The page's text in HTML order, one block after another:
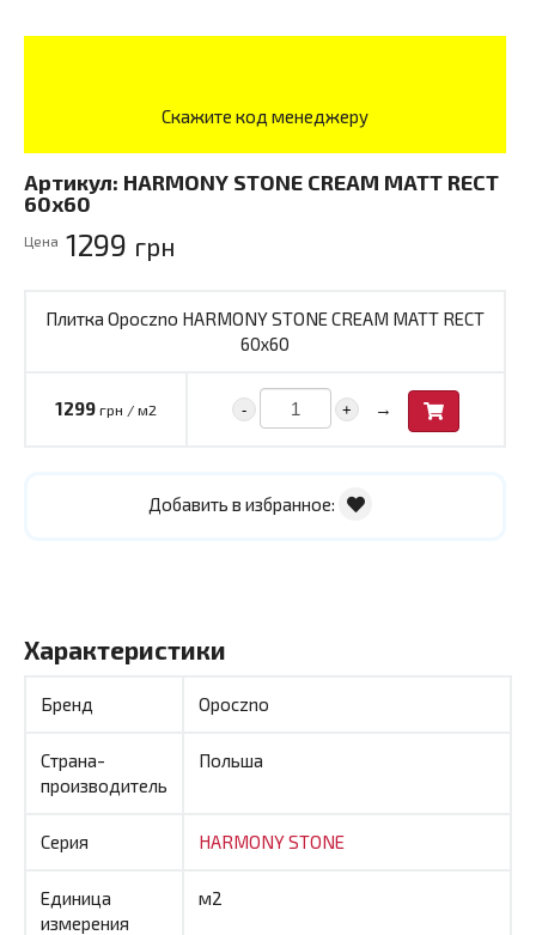
Скажите код менеджеру
Артикул: HARMONY STONE CREAM MATT RECT
60x60
Цена 1299 грн
Плитка Opoczno HARMONY STONE CREAM MATT RECT
60x60
1299 грн / м2 - + →
Добавить в избранное:
Характеристики
Бренд Opoczno
Страна-
производитель
Польша
Серия HARMONY STONE
Единица
измерения
м2